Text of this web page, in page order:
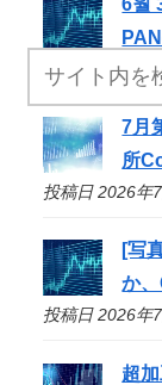
投稿日 2026年
7月
所
投稿日 2026年
[写
か
投稿日 2026年
超